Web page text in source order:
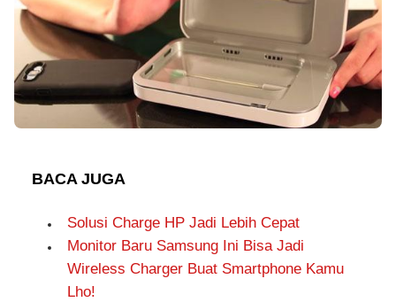
BACA JUGA
Solusi Charge HP Jadi Lebih Cepat
Monitor Baru Samsung Ini Bisa Jadi
Wireless Charger Buat Smartphone Kamu
Lho!